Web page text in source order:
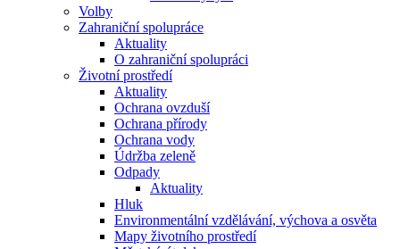
Volby
Zahraniční spolupráce
Aktuality
O zahraniční spolupráci
Životní prostředí
Aktuality
Ochrana ovzduší
Ochrana přírody
Ochrana vody
Údržba zeleně
Odpady
Aktuality
Hluk
Environmentální vzdělávání, výchova a osvěta
Mapy životního prostředí